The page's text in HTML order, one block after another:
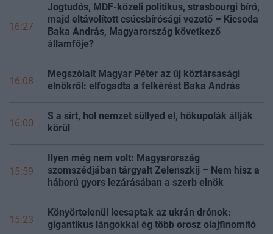
16:27
Jogtudós, MDF-közeli politikus, strasbourgi bíró,
majd eltávolított csúcsbírósági vezető – Kicsoda
Baka András, Magyarország következő
államfője?
16:08
Megszólalt Magyar Péter az új köztársasági
elnökről: elfogadta a felkérést Baka András
16:00
S a sírt, hol nemzet süllyed el, hőkupolák állják
körül
15:59
Ilyen még nem volt: Magyarország
szomszédjában tárgyalt Zelenszkij – Nem hisz a
háború gyors lezárásában a szerb elnök
15:23
Könyörtelenül lecsaptak az ukrán drónok:
gigantikus lángokkal ég több orosz olajfinomító